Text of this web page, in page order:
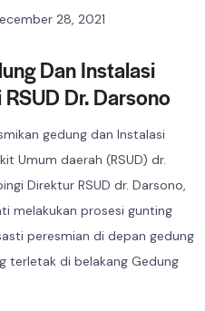
28, 2021
Dan Instalasi
Dr. Darsono
gedung dan Instalasi
Umum daerah (RSUD) dr.
Direktur RSUD dr. Darsono,
melakukan prosesi gunting
peresmian di depan gedung
terletak di belakang Gedung